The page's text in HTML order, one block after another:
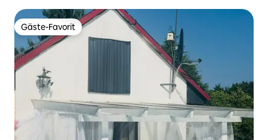
Gäste-Favorit
Gäste-Favorit